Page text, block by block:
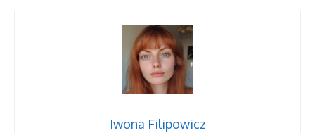
Iwona Filipowicz